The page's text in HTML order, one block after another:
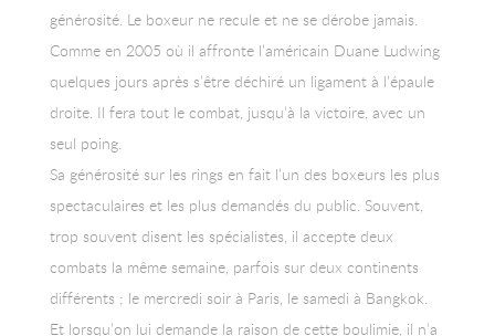
générosité. Le boxeur ne recule et ne se dérobe jamais.
Comme en 2005 où il affronte l’américain Duane Ludwing
quelques jours après s’être déchiré un ligament à l’épaule
droite. Il fera tout le combat, jusqu’à la victoire, avec un
seul poing.
Sa générosité sur les rings en fait l’un des boxeurs les plus
spectaculaires et les plus demandés du public. Souvent,
trop souvent disent les spécialistes, il accepte deux
combats la même semaine, parfois sur deux continents
différents ; le mercredi soir à Paris, le samedi à Bangkok.
Et lorsqu’on lui demande la raison de cette boulimie, il n’a